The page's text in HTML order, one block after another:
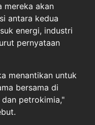
mereka akan
antara kedua
energi, industri
pernyataan
menantikan untuk
bersama di
petrokimia,"